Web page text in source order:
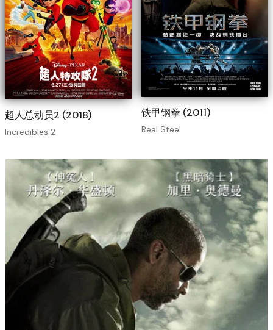
超人总动员2 (2018)
Incredibles 2
铁甲钢拳 (2011)
Real Steel